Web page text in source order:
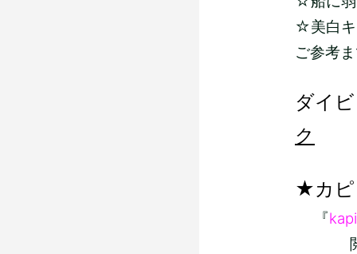
☆美白キ
ご参考
ダイ
ク
★カピ
『
閲覧